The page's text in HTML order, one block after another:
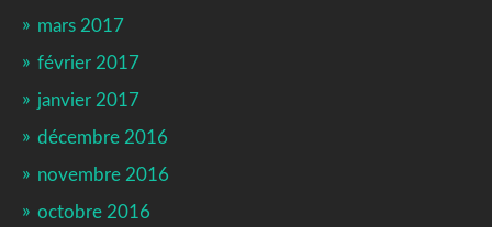
mars 2017
février 2017
janvier 2017
décembre 2016
novembre 2016
octobre 2016